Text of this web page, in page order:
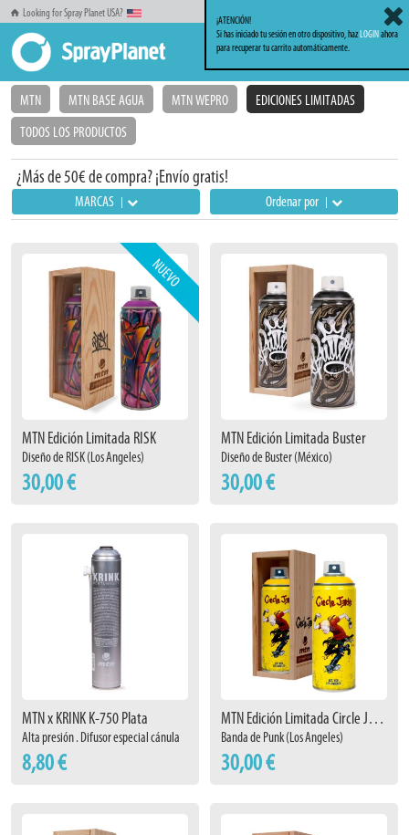
Looking for Spray Planet USA?
Inicio Ediciones Limitadas
MTN MTN BASE AGUA MTN WEPRO
EDICIONES LIMITADAS
TODOS LOS PRODUCTOS
¿Más de 50€ de compra? ¡Envío gratis!
Ordenar por
MARCAS
MTN Edición Limitada RISK
Diseño de RISK (Los Angeles)
30,00 €
MTN Edición Limitada Buster
Diseño de Buster (México)
30,00 €
MTN x KRINK K-750 Plata
Alta presión . Difusor especial cánula
8,80 €
MTN Edición Limitada Circle Jerks
Banda de Punk (Los Angeles)
30,00 €
¡ATENCIÓN!
Si has iniciado tu sesión en otro dispositivo, hazLOGINahora
para recuperar tu carrito automáticamente.